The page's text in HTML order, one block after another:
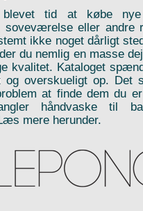
tid at købe
soveværelse eller andre
ikke noget dårligt
du nemlig en masse
kvalitet. Kataloget
overskueligt op. Det
at finde dem du
håndvaske til
mere herunder.